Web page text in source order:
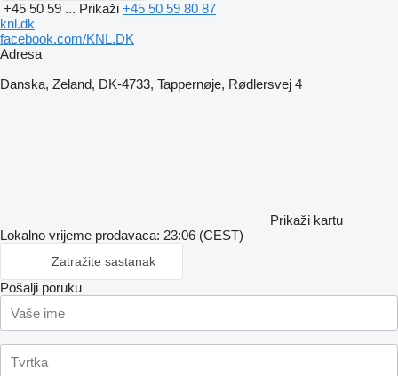
+45 50 59 ... Prikaži +45 50 59 80 87
knl.dk
facebook.com/KNL.DK
Adresa
Danska, Zeland, DK-4733, Tappernøje, Rødlersvej 4
Prikaži kartu
Lokalno vrijeme prodavaca: 23:06 (CEST)
Zatražite sastanak
Pošalji poruku